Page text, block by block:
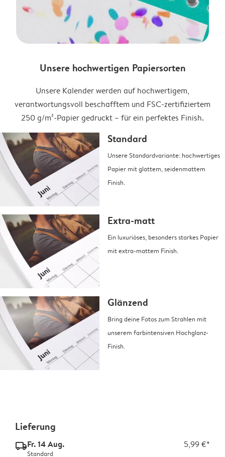
Unsere hochwertigen Papiersorten
Unsere Kalender werden auf hochwertigem,
verantwortungsvoll beschafftem und FSC-zertifiziertem
250 g/m²-Papier gedruckt – für ein perfektes Finish.
Standard
Unsere Standardvariante: hochwertiges
Papier mit glattem, seidenmattem
Finish.
Extra-matt
Ein luxuriöses, besonders starkes Papier
mit extra-mattem Finish.
Glänzend
Bring deine Fotos zum Strahlen mit
unserem farbintensiven Hochglanz-
Finish.
Lieferung
delivery_standard_v2Fr. 14 Aug. 5,99 €*
Standard